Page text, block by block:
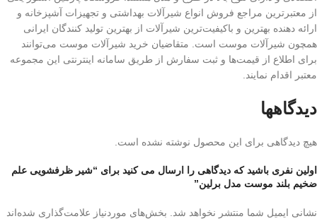
از معتبرترین مراجع فروش انواع شیرآلات بهداشتی و تجهیزات آشپزخانه و
ارائه دهنده بهترین و باکیفیت‌ترین شیرآلات از بهترین تولید کنندگان ایرانی
همچون شیرآلات موست است. متقاضیان خرید شیرآلات موست می‌توانند
برای اطلاع از قیمت‌ها و ثبت سفارش از طریق سامانه اینترنتی این مجموعه
معتبر اقدام نمایند.
دیدگاهها
هیچ دیدگاهی برای این محصول نوشته نشده است.
اولین نفری باشید که دیدگاهی را ارسال می کنید برای “شیر ظرفشویی علم
ضخیم بلند موست مدل برلین”
نشانی ایمیل شما منتشر نخواهد شد. بخش‌های موردنیاز علامت‌گذاری شده‌اند